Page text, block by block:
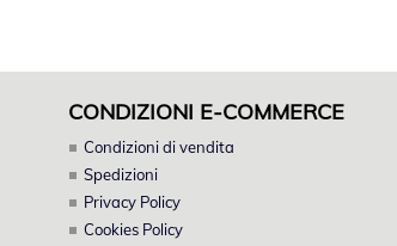
CONDIZIONI E-COMMERCE
Condizioni di vendita
Spedizioni
Privacy Policy
Cookies Policy